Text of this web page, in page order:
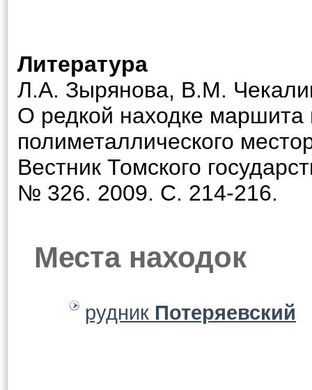
Литература
Л.А. Зырянова, В.М.
О редкой находке маршита
полиметаллического
Вестник Томского
№ 326. 2009. С. 214-216.
Места находок
рудник Потеряевский